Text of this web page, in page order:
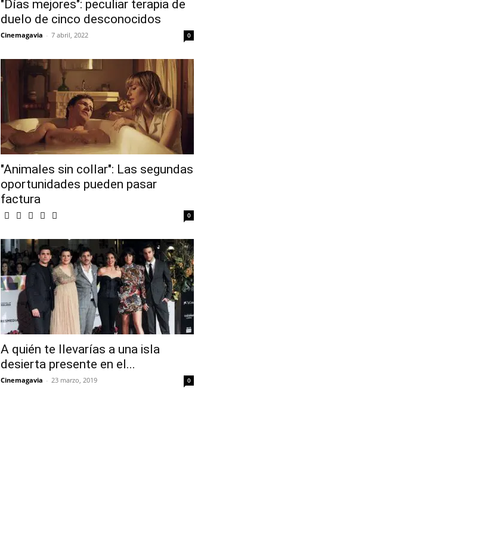
"Días mejores": peculiar terapia de
duelo de cinco desconocidos
Cinemagavia - 7 abril, 2022 0
"Animales sin collar": Las segundas
oportunidades pueden pasar
factura
0
A quién te llevarías a una isla
desierta presente en el...
Cinemagavia - 23 marzo, 2019 0